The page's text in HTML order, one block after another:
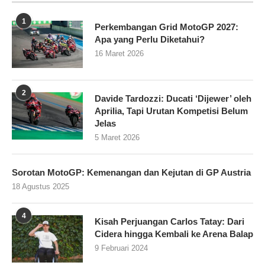
1
Perkembangan Grid MotoGP 2027:
Apa yang Perlu Diketahui?
16 Maret 2026
2
Davide Tardozzi: Ducati ‘Dijewer’ oleh
Aprilia, Tapi Urutan Kompetisi Belum
Jelas
5 Maret 2026
Sorotan MotoGP: Kemenangan dan Kejutan di GP Austria
18 Agustus 2025
4
Kisah Perjuangan Carlos Tatay: Dari
Cidera hingga Kembali ke Arena Balap
9 Februari 2024